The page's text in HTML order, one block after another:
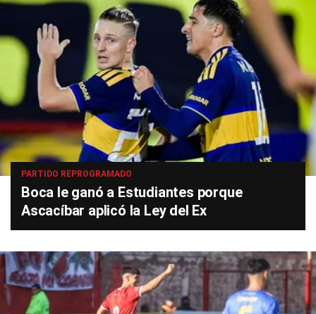
PARTIDO REPROGRAMADO
Boca le ganó a Estudiantes porque
Ascacíbar aplicó la Ley del Ex